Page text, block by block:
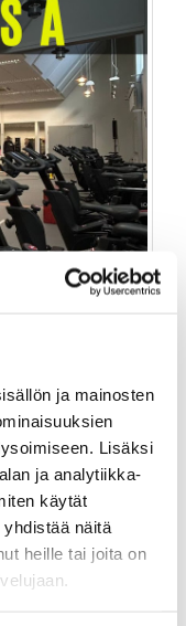
ja mainosten
Lisäksi
ja analytiikka-
käytät
näitä
heille tai joita on
/ LOVIISA